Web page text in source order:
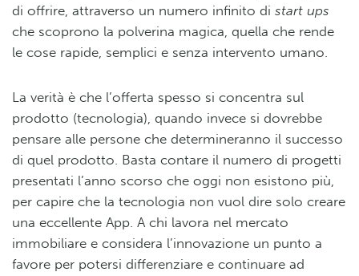
di offrire, attraverso un numero infinito di start ups
che scoprono la polverina magica, quella che rende
le cose rapide, semplici e senza intervento umano.
La verità è che l’offerta spesso si concentra sul
prodotto (tecnologia), quando invece si dovrebbe
pensare alle persone che determineranno il successo
di quel prodotto. Basta contare il numero di progetti
presentati l’anno scorso che oggi non esistono più,
per capire che la tecnologia non vuol dire solo creare
una eccellente App. A chi lavora nel mercato
immobiliare e considera l’innovazione un punto a
favore per potersi differenziare e continuare ad